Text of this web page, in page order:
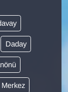
Daday
Merkez